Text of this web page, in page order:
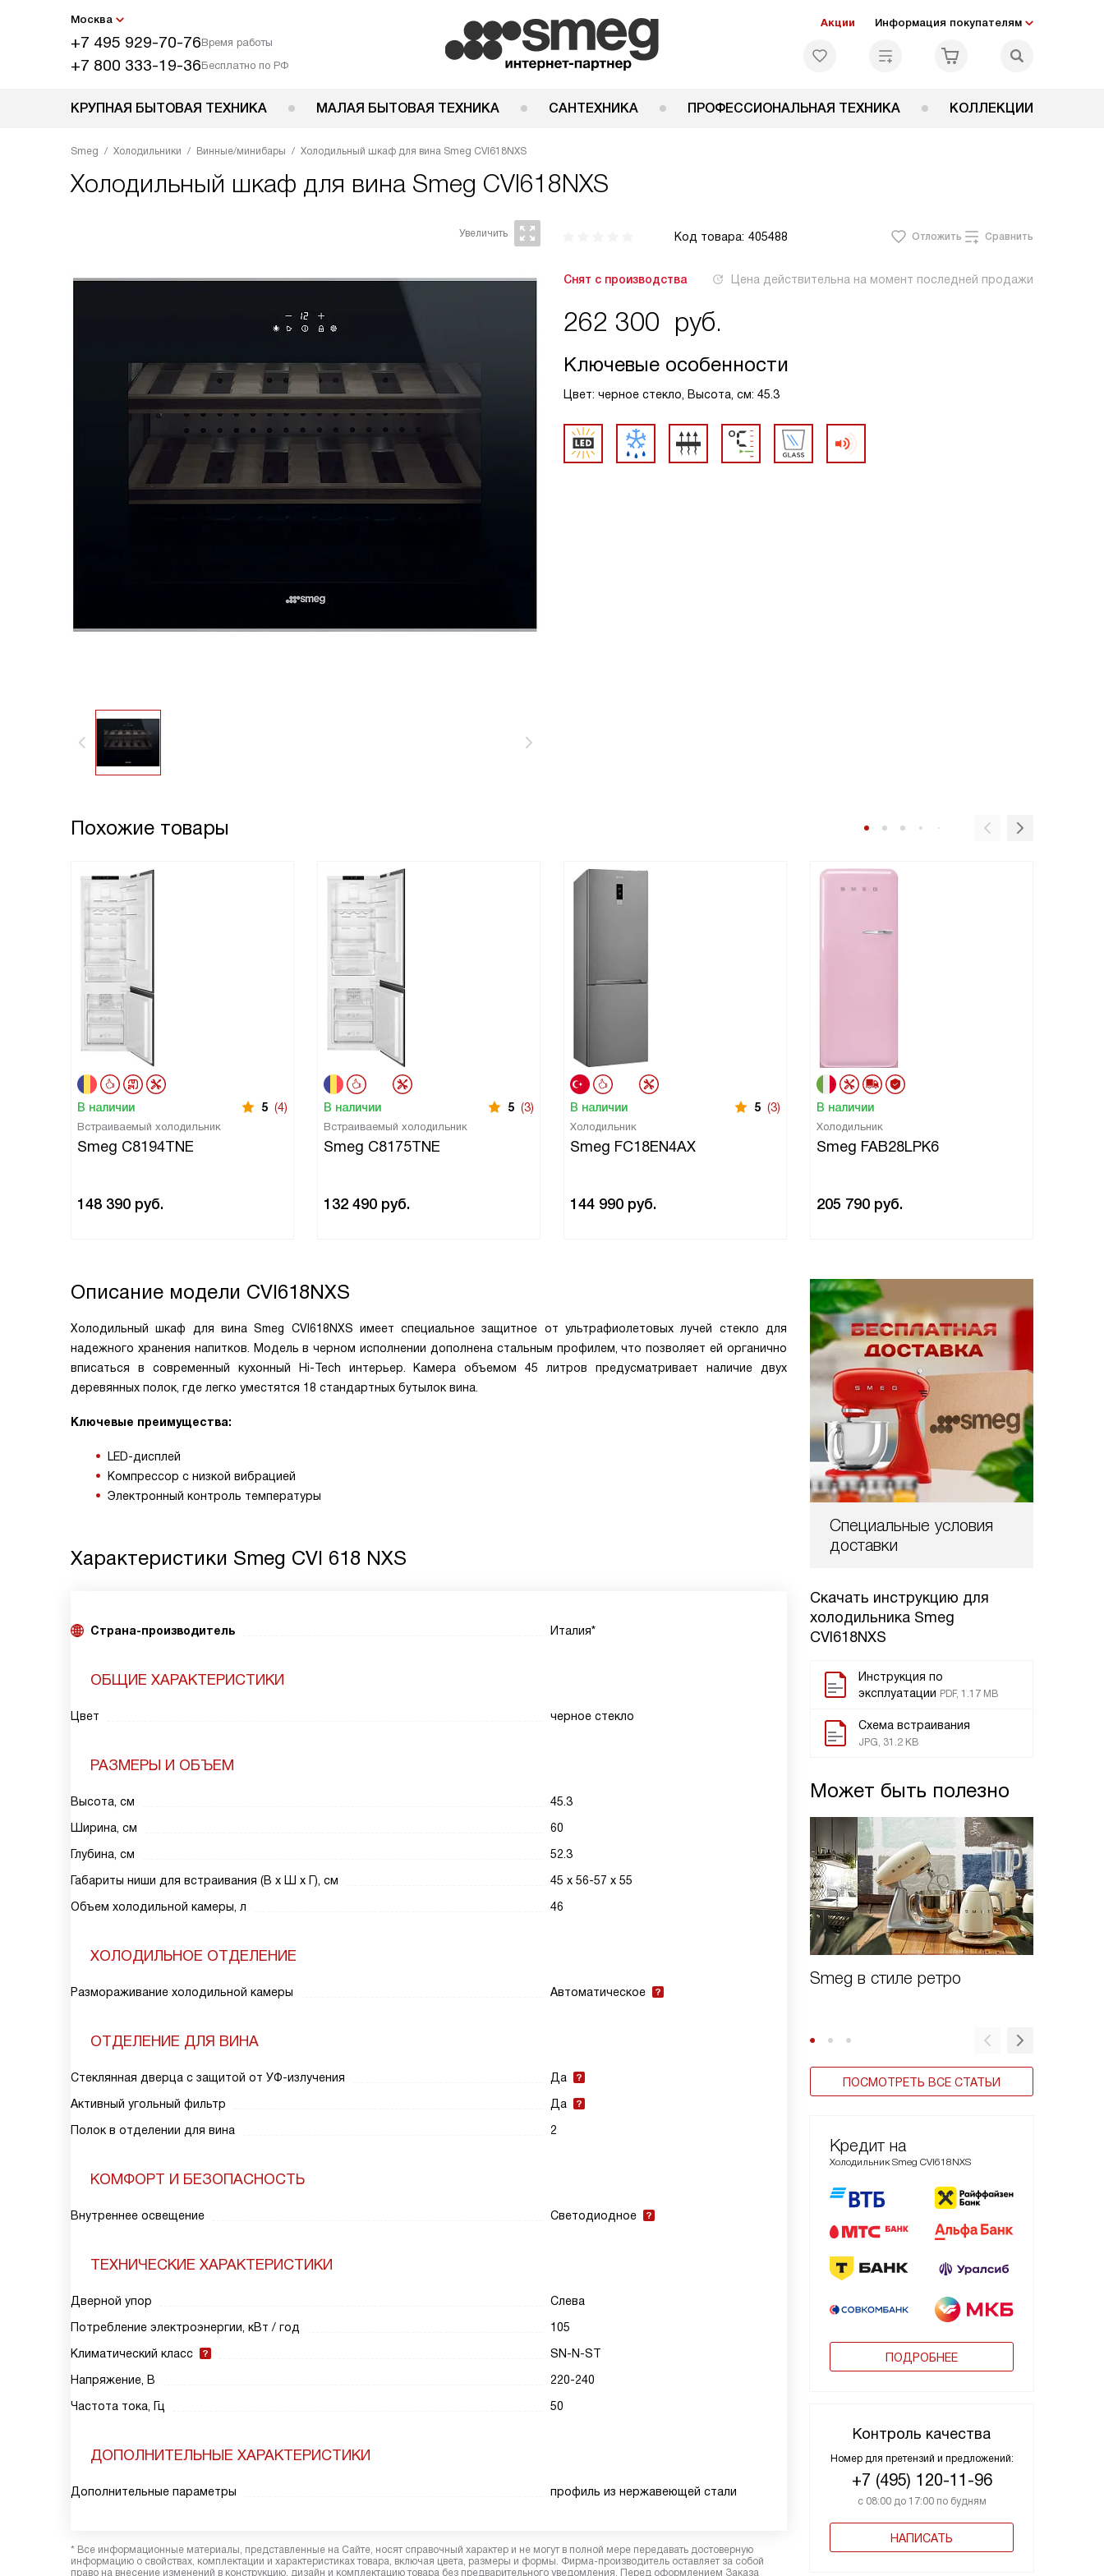
Москва
+7 495 929-70-76Время работы
+7 800 333-19-36Бесплатно по РФ
Акции Информация покупателям
КРУПНАЯ БЫТОВАЯ ТЕХНИКА МАЛАЯ БЫТОВАЯ ТЕХНИКА САНТЕХНИКА ПРОФЕССИОНАЛЬНАЯ ТЕХНИКА КОЛЛЕКЦИИ
Smeg Холодильники Винные/минибары Холодильный шкаф для вина Smeg CVI618NXS
Холодильный шкаф для вина Smeg CVI618NXS
Код товара: 405488 Отложить Сравнить
Снят с производства Цена действительна на момент последней продажи
262 300 руб.
Ключевые особенности
Цвет: черное стекло, Высота, см: 45.3
Похожие товары
В наличии 5 (4)
Встраиваемый холодильник
Smeg C8194TNE
148 390 руб.
В наличии 5 (3)
Встраиваемый холодильник
Smeg C8175TNE
132 490 руб.
В наличии 5 (3)
Холодильник
Smeg FC18EN4AX
144 990 руб.
В наличии
Холодильник
Smeg FAB28LPK6
205 790 руб.
Специальные условия
доставки
Скачать инструкцию для
холодильника Smeg
CVI618NXS
Инструкция по
эксплуатации PDF, 1.17 MB
Схема встраивания
JPG, 31.2 KB
Может быть полезно
Smeg в стиле ретро
ПОСМОТРЕТЬ ВСЕ СТАТЬИ
Кредит на
Холодильник Smeg CVI618NXS
ПОДРОБНЕЕ
Контроль качества
Номер для претензий и предложений:
+7 (495) 120-11-96
с 08:00 до 17:00 по будням
НАПИСАТЬ
Описание модели CVI618NXS
Холодильный шкаф для вина Smeg CVI618NXS имеет специальное защитное от ультрафиолетовых лучей стекло для
надежного хранения напитков. Модель в черном исполнении дополнена стальным профилем, что позволяет ей органично
вписаться в современный кухонный Hi-Tech интерьер. Камера объемом 45 литров предусматривает наличие двух
деревянных полок, где легко уместятся 18 стандартных бутылок вина.
Ключевые преимущества:
LED-дисплей
Компрессор с низкой вибрацией
Электронный контроль температуры
Характеристики Smeg CVI 618 NXS
Страна-производитель Италия*
ОБЩИЕ ХАРАКТЕРИСТИКИ
Цвет черное стекло
РАЗМЕРЫ И ОБЪЕМ
Высота, см
45.3
Ширина, см
60
Глубина, см
52.3
Габариты ниши для встраивания (В х Ш х Г), см
45 х 56-57 х 55
Объем холодильной камеры, л
46
ХОЛОДИЛЬНОЕ ОТДЕЛЕНИЕ
Размораживание холодильной камеры Автоматическое
ОТДЕЛЕНИЕ ДЛЯ ВИНА
Стеклянная дверца с защитой от УФ-излучения
Да
Активный угольный фильтр
Да
Полок в отделении для вина
2
КОМФОРТ И БЕЗОПАСНОСТЬ
Внутреннее освещение Светодиодное
ТЕХНИЧЕСКИЕ ХАРАКТЕРИСТИКИ
Дверной упор
Слева
Потребление электроэнергии, кВт / год
105
Климатический класс
SN-N-ST
Напряжение, В
220-240
Частота тока, Гц
50
ДОПОЛНИТЕЛЬНЫЕ ХАРАКТЕРИСТИКИ
Дополнительные параметры профиль из нержавеющей стали
* Все информационные материалы, представленные на Сайте, носят справочный характер и не могут в полной мере передавать достоверную
информацию о свойствах, комплектации и характеристиках товара, включая цвета, размеры и формы. Фирма-производитель оставляет за собой
право на внесение изменений в конструкцию, дизайн и комплектацию товара без предварительного уведомления. Перед оформлением Заказа